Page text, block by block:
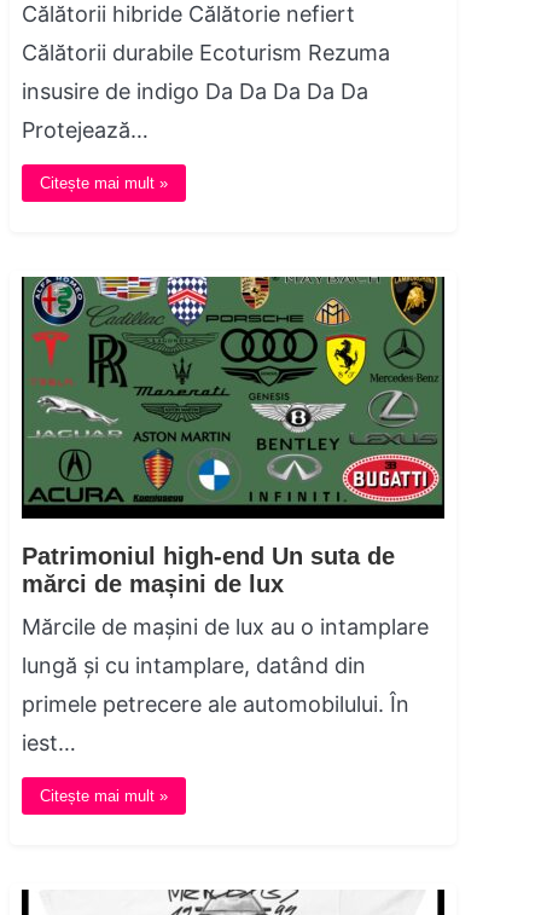
Călătorii hibride Călătorie nefiert
Călătorii durabile Ecoturism Rezuma
insusire de indigo Da Da Da Da Da
Protejează…
Citește mai mult »
Patrimoniul high-end Un suta de
mărci de mașini de lux
Mărcile de mașini de lux au o intamplare
lungă și cu intamplare, datând din
primele petrecere ale automobilului. În
iest…
Citește mai mult »